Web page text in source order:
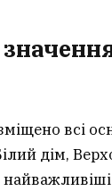
всі
дім,